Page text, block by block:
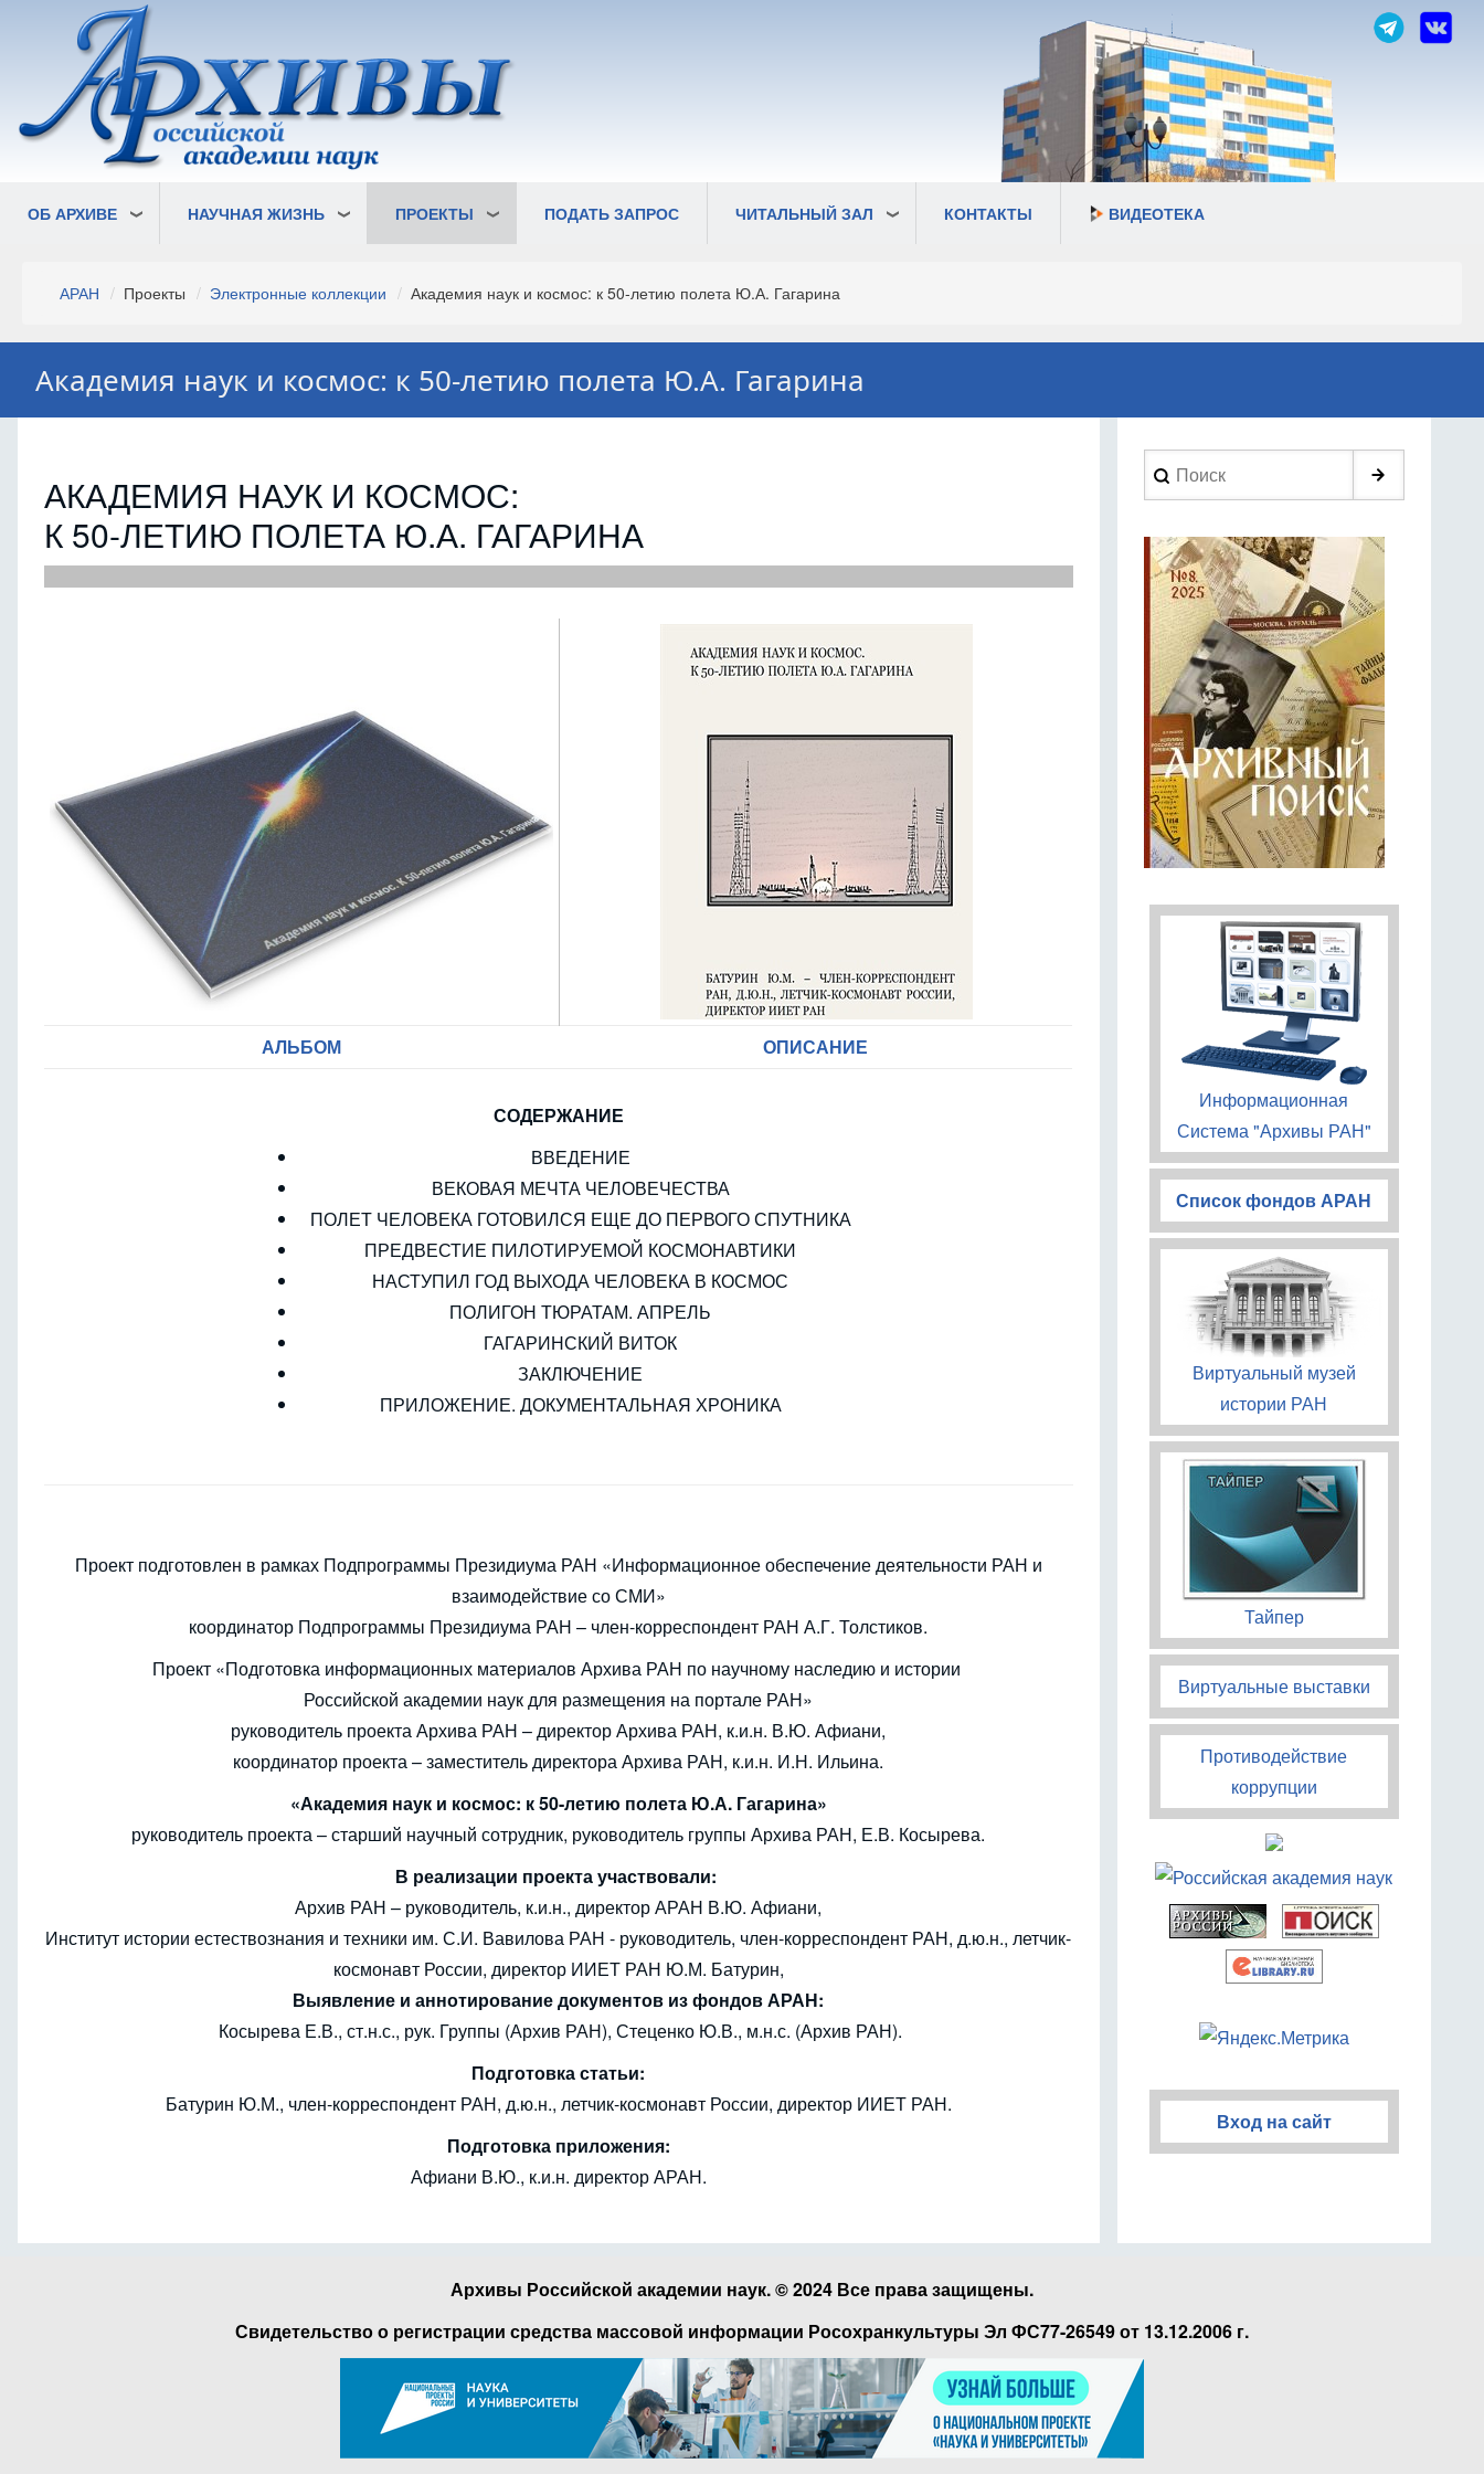
основному
содержанию
ОБ АРХИВЕ НАУЧНАЯ ЖИЗНЬ ПРОЕКТЫ ПОДАТЬ ЗАПРОС ЧИТАЛЬНЫЙ ЗАЛ КОНТАКТЫ ВИДЕОТЕКА
Строка
АРАН Проекты Электронные коллекции Академия наук и космос: к 50-летию полета Ю.А. Гагарина
Академия наук и космос: к 50-летию полета Ю.А. Гагарина
АКАДЕМИЯ НАУК И КОСМОС:
К 50-ЛЕТИЮ ПОЛЕТА Ю.А. ГАГАРИНА
АЛЬБОМ ОПИСАНИЕ
СОДЕРЖАНИЕ
ВВЕДЕНИЕ
ВЕКОВАЯ МЕЧТА ЧЕЛОВЕЧЕСТВА
ПОЛЕТ ЧЕЛОВЕКА ГОТОВИЛСЯ ЕЩЕ ДО ПЕРВОГО СПУТНИКА
ПРЕДВЕСТИЕ ПИЛОТИРУЕМОЙ КОСМОНАВТИКИ
НАСТУПИЛ ГОД ВЫХОДА ЧЕЛОВЕКА В КОСМОС
ПОЛИГОН ТЮРАТАМ. АПРЕЛЬ
ГАГАРИНСКИЙ ВИТОК
ЗАКЛЮЧЕНИЕ
ПРИЛОЖЕНИЕ. ДОКУМЕНТАЛЬНАЯ ХРОНИКА
Проект подготовлен в рамках Подпрограммы Президиума РАН «Информационное обеспечение деятельности РАН и
взаимодействие со СМИ»
координатор Подпрограммы Президиума РАН – член-корреспондент РАН А.Г. Толстиков.
Проект «Подготовка информационных материалов Архива РАН по научному наследию и истории
Российской академии наук для размещения на портале РАН»
руководитель проекта Архива РАН – директор Архива РАН, к.и.н. В.Ю. Афиани,
координатор проекта – заместитель директора Архива РАН, к.и.н. И.Н. Ильина.
«Академия наук и космос: к 50-летию полета Ю.А. Гагарина»
руководитель проекта – старший научный сотрудник, руководитель группы Архива РАН, Е.В. Косырева.
В реализации проекта участвовали:
Архив РАН – руководитель, к.и.н., директор АРАН В.Ю. Афиани,
Институт истории естествознания и техники им. С.И. Вавилова РАН - руководитель, член-корреспондент РАН, д.ю.н., летчик-
космонавт России, директор ИИЕТ РАН Ю.М. Батурин,
Выявление и аннотирование документов из фондов АРАН:
Косырева Е.В., ст.н.с., рук. Группы (Архив РАН), Стеценко Ю.В., м.н.с. (Архив РАН).
Подготовка статьи:
Батурин Ю.М., член-корреспондент РАН, д.ю.н., летчик-космонавт России, директор ИИЕТ РАН.
Подготовка приложения:
Афиани В.Ю., к.и.н. директор АРАН.
Search
Информационная
Система "Архивы РАН"
Список фондов АРАН
Виртуальный музей
истории РАН
Тайпер
Виртуальные выставки
Противодействие
коррупции
Вход на сайт
Архивы Российской академии наук. © 2024 Все права защищены.
Свидетельство о регистрации средства массовой информации Росохранкультуры Эл ФС77-26549 от 13.12.2006 г.